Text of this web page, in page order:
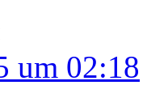
um 02:18